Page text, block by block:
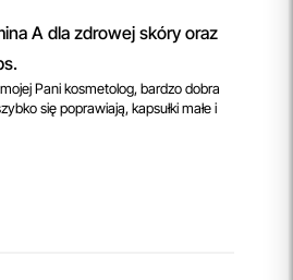
A dla zdrowej skóry oraz
Pani kosmetolog, bardzo dobra
się poprawiają, kapsułki małe i